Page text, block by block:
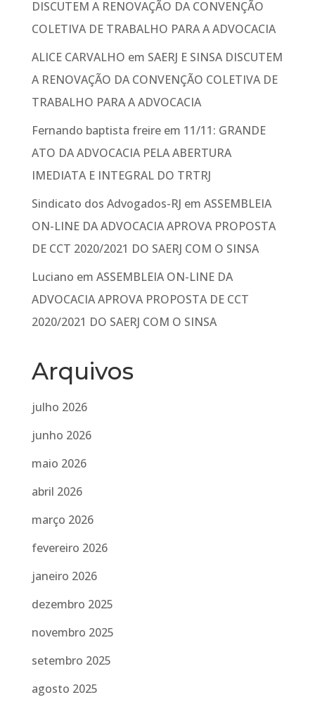
DISCUTEM A RENOVAÇÃO DA CONVENÇÃO
COLETIVA DE TRABALHO PARA A ADVOCACIA
ALICE CARVALHO em SAERJ E SINSA DISCUTEM
A RENOVAÇÃO DA CONVENÇÃO COLETIVA DE
TRABALHO PARA A ADVOCACIA
Fernando baptista freireem 11/11: GRANDE
ATO DA ADVOCACIA PELA ABERTURA
IMEDIATA E INTEGRAL DO TRTRJ
Sindicato dos Advogados-RJ em ASSEMBLEIA
ON-LINE DA ADVOCACIA APROVA PROPOSTA
DE CCT 2020/2021 DO SAERJ COM O SINSA
Luciano em ASSEMBLEIA ON-LINE DA
ADVOCACIA APROVA PROPOSTA DE CCT
2020/2021 DO SAERJ COM O SINSA
Arquivos
julho 2026
junho 2026
maio 2026
abril 2026
março 2026
fevereiro 2026
janeiro 2026
dezembro 2025
novembro 2025
setembro 2025
agosto 2025